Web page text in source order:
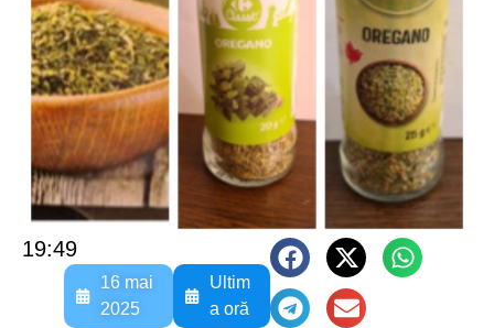
19:49
16 mai
2025
Ultim
a oră